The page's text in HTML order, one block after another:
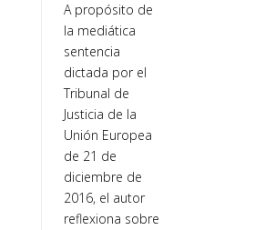
A propósito de
la mediática
sentencia
dictada por el
Tribunal de
Justicia de la
Unión Europea
de 21 de
diciembre de
2016, el autor
reflexiona sobre